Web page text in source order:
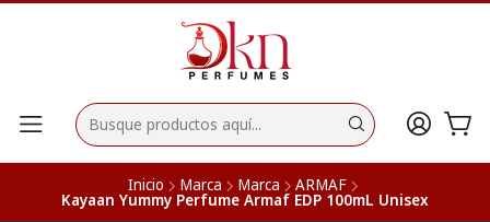
Inicio Marca Marca ARMAF
Kayaan Yummy Perfume Armaf EDP 100mL Unisex